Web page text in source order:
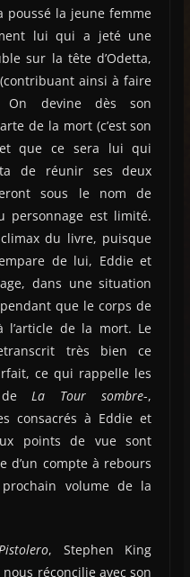
poussé la jeune femme
lui qui a jeté une
sur la tête d’Odetta,
ainsi à faire
On devine dès son
de la mort (c’est son
que ce sera lui qui
de réunir ses deux
sous le nom de
personnage est limité.
du livre, puisque
de lui, Eddie et
dans une situation
que le corps de
l’article de la mort. Le
très bien ce
ce qui rappelle les
deLa Tour sombre-,
consacrés à Eddie et
points de vue sont
d’un compte à rebours
volume de la
, Stephen King
réconcilie avec son